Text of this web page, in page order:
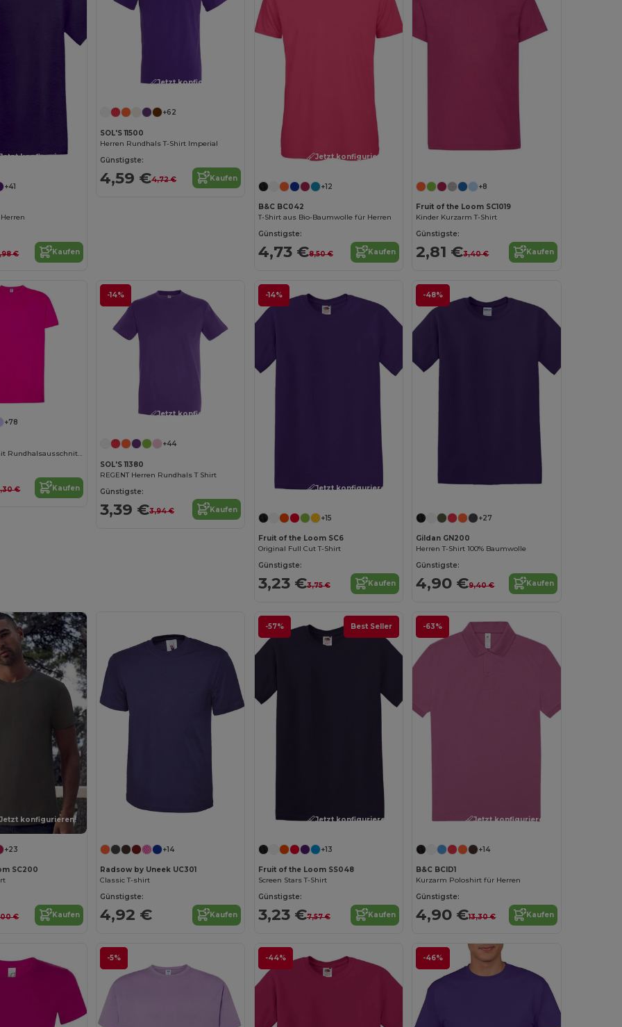
konfigurieren!
+41
€ Kaufen
Jetzt konfigurieren!
+62
SOL'S 11500
Herren Rundhals T-Shirt Imperial
Günstigste:
4,59 €4,72 € Kaufen
Jetzt konfigurieren!
+12
B&C BC042
T-Shirt aus Bio-Baumwolle für Herren
Günstigste:
4,73 €8,50 € Kaufen
+8
Fruit of the Loom SC1019
Kinder Kurzarm T-Shirt
Günstigste:
2,81 €3,40 € Kaufen
+78
€ Kaufen
-14%
Jetzt konfigurieren!
+44
SOL'S 11380
REGENT Herren Rundhals T Shirt
Günstigste:
3,39 €3,94 € Kaufen
-14%
Jetzt konfigurieren!
+15
Fruit of the Loom SC6
Original Full Cut T-Shirt
Günstigste:
3,23 €3,75 € Kaufen
-48%
Jetzt konfigurieren!
+27
Gildan GN200
Herren T-Shirt 100% Baumwolle
Günstigste:
4,90 €9,40 € Kaufen
konfigurieren!
+23
SC200
€ Kaufen
+14
Radsow by Uneek UC301
Classic T-shirt
Günstigste:
4,92 € Kaufen
-57% Best Seller
Jetzt konfigurieren!
+13
Fruit of the Loom SS048
Screen Stars T-Shirt
Günstigste:
3,23 €7,57 € Kaufen
-63%
Jetzt konfigurieren!
+14
B&C BCID1
Kurzarm Poloshirt für Herren
Günstigste:
4,90 €13,30 € Kaufen
-5% -44% -46%